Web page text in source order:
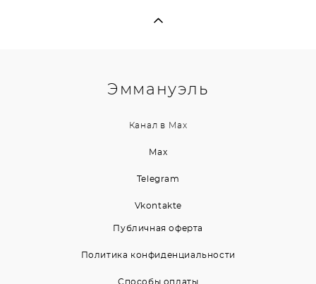
Эммануэль
Канал в Max
Max
Telegram
Vkontakte
Публичная оферта
Политика конфиденциальности
Способы оплаты